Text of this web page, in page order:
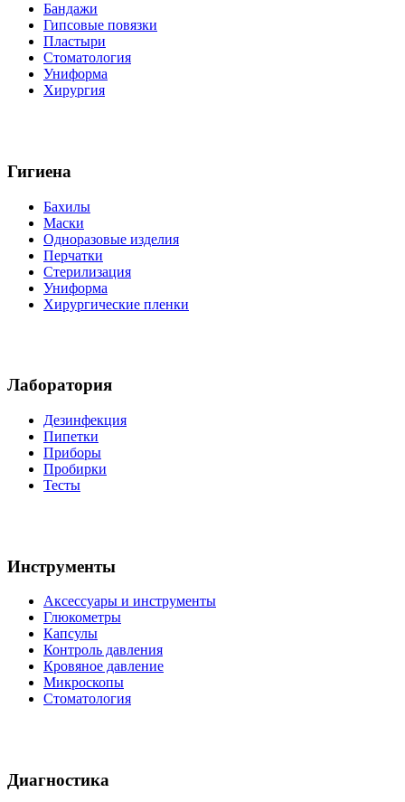
Бандажи
Гипсовые повязки
Пластыри
Стоматология
Униформа
Хирургия
Гигиена
Бахилы
Маски
Одноразовые изделия
Перчатки
Стерилизация
Униформа
Хирургические пленки
Лаборатория
Дезинфекция
Пипетки
Приборы
Пробирки
Тесты
Инструменты
Аксессуары и инструменты
Глюкометры
Капсулы
Контроль давления
Кровяное давление
Микроскопы
Стоматология
Диагностика